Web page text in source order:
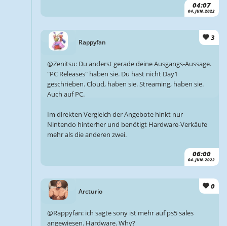
04:07
04. JUN. 2022
Rappyfan
3
06:00
04. JUN. 2022
@Zenitsu: Du änderst gerade deine Ausgangs-Aussage.
"PC Releases" haben sie. Du hast nicht Day1
geschrieben. Cloud, haben sie. Streaming, haben sie.
Auch auf PC.
Im direkten Vergleich der Angebote hinkt nur
Nintendo hinterher und benötigt Hardware-Verkäufe
mehr als die anderen zwei.
Arcturio
0
@Rappyfan: ich sagte sony ist mehr auf ps5 sales
angewiesen. Hardware. Why?